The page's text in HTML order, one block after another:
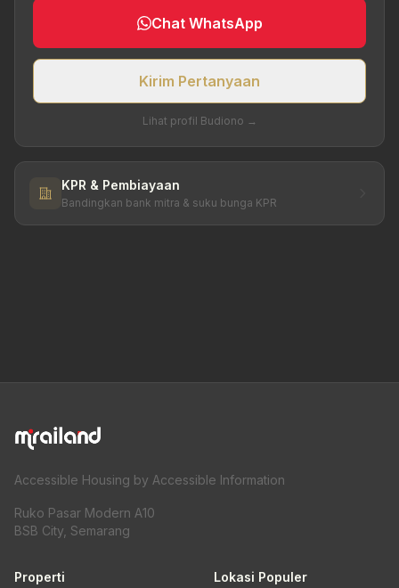
Chat WhatsApp
Kirim Pertanyaan
Lihat profil Budiono →
KPR & Pembiayaan
Bandingkan bank mitra & suku bunga KPR
Accessible Housing by Accessible Information
Ruko Pasar Modern A10
BSB City, Semarang
Properti Lokasi Populer